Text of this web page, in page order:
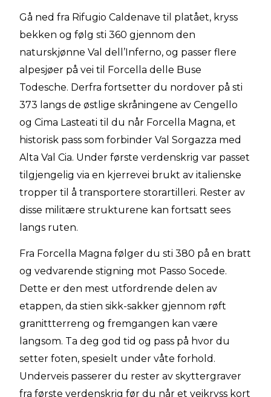
Gå ned fra Rifugio Caldenave til platået, kryss
bekken og følg sti 360 gjennom den
naturskjønne Val dell’Inferno, og passer flere
alpesjøer på vei til Forcella delle Buse
Todesche. Derfra fortsetter du nordover på sti
373 langs de østlige skråningene av Cengello
og Cima Lasteati til du når Forcella Magna, et
historisk pass som forbinder Val Sorgazza med
Alta Val Cia. Under første verdenskrig var passet
tilgjengelig via en kjerrevei brukt av italienske
tropper til å transportere storartilleri. Rester av
disse militære strukturene kan fortsatt sees
langs ruten.
Fra Forcella Magna følger du sti 380 på en bratt
og vedvarende stigning mot Passo Socede.
Dette er den mest utfordrende delen av
etappen, da stien sikk-sakker gjennom røft
granittterreng og fremgangen kan være
langsom. Ta deg god tid og pass på hvor du
setter foten, spesielt under våte forhold.
Underveis passerer du rester av skyttergraver
fra første verdenskrig før du når et veikryss kort